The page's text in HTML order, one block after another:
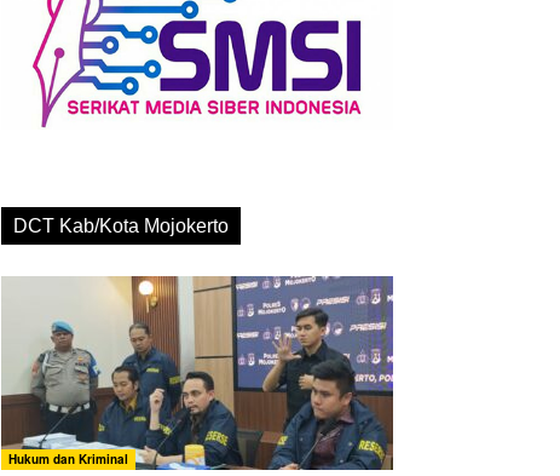
DCT Kab/Kota Mojokerto
Hukum dan Kriminal